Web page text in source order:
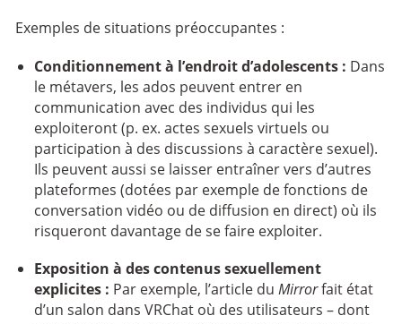
Exemples de situations préoccupantes :
Conditionnement à l’endroit d’adolescents : Dans
le métavers, les ados peuvent entrer en
communication avec des individus qui les
exploiteront (p. ex. actes sexuels virtuels ou
participation à des discussions à caractère sexuel).
Ils peuvent aussi se laisser entraîner vers d’autres
plateformes (dotées par exemple de fonctions de
conversation vidéo ou de diffusion en direct) où ils
risqueront davantage de se faire exploiter.
Exposition à des contenus sexuellement
explicites : Par exemple, l’article du Mirrorfait état
d’un salon dans VRChat où des utilisateurs – dont